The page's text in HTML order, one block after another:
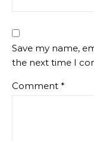
Save my name,
the next time I
Comment *